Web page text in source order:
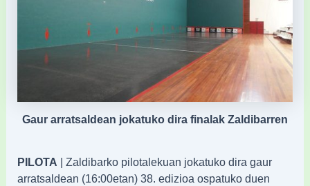
Gaur arratsaldean jokatuko dira finalak Zaldibarren
PILOTA | Zaldibarko pilotalekuan jokatuko dira gaur
arratsaldean (16:00etan) 38. edizioa ospatuko duen